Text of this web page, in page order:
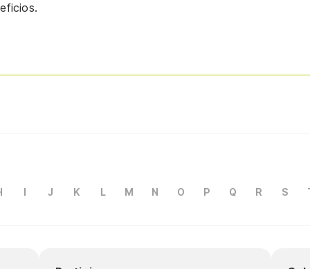
I J K L M N O P Q R S